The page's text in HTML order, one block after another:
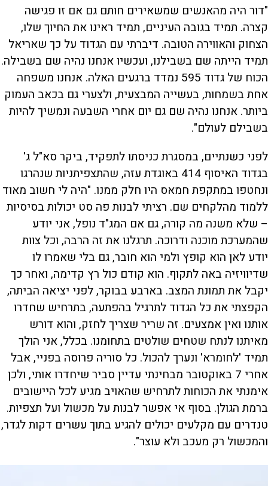
"דור היה מהאנשים שמשאירים חותם גם אם זו פגישה
קצרה. תמיד בגובה העיניים, תמיד ראינו את החיוך שלו,
הצחוק והאווירה הטובה. דיברתי עם הגדוד על כך שאריאל
תמיד הייתה שם בשבילנו, ועכשיו אנחנו נהיה שם בשבילה.
הכוח של גדוד 595 נמדד ברגעים האלה. אנחנו משפחה
אחת בשמחות, בעשייה המבצעית, ולצערי גם בכאב העמוק
ביותר. אנחנו נהיה שם גם יום אחרי השבעה ונמשיך להיות
בשבילם לעולם".
לפני כשנתיים, במסגרת כניסתו לתפקיד, ביקר סא"ל ג'
בגדוד האיסוף 414 באוגדת עזה, שהתצפיתניות שנהרגו
ונחטפו במתקפת חמאס היו חלק ממנו. "היה לי חשוב מאוד
ללמוד מהלקחים שם. רציתי לבנות פה סט יכולות בסיסיות
– שלא משנה מה קורה, גם אם המג"ד נופל, אני יודע
שהמערכת מוכנה ודרוכה. תרגלנו את זה הרבה, וכל צוות
יודע לאן הוא קופץ ולמי הוא חובר, גם בלי שאמרו לו
שדיוויזיה באה לתקוף. הוא קודם כול רץ קדימה, ואחר כך
יקבל את תמונת המצב. בארבע בבוקר, לפני יציאה הביתה,
הקפצתי את כל הגדוד לתרגיל בהפתעה, בתרחיש שחדרו
אותנו ואין אמצעים. זה שריר שצריך לחזק, והוא דורש
מאיתנו לנתח שטחים שולטים בתחומנו. בכלל, אני הולך
תמיד 'לחומרא' ונערך להכול. כל סוריה פרוסה בפניי, אבל
אחרי 7 באוקטובר מבחינתי עדיין סביר שיחדרו אותי, ולכן
אימנתי את הכוחות לתרחיש שהאויב מגיע לכל היישובים
ברמת הגולן. בסוף אי אפשר לבנות על מכשול ועל תצפיות.
טנדרים עם מקלעים יכולים להגיע בתוך עשרים דקות לגדר,
והמכשול רק מעכב ולא עוצר".